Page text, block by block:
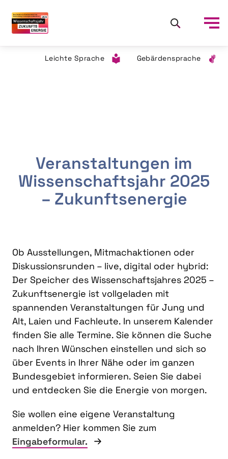
Leichte Sprache Gebärdensprache
Veranstaltungen im
Wissenschaftsjahr 2025
– Zukunftsenergie
Ob Ausstellungen, Mitmachaktionen oder
Diskussionsrunden – live, digital oder hybrid:
Der Speicher des Wissenschaftsjahres 2025 –
Zukunftsenergie ist vollgeladen mit
spannenden Veranstaltungen für Jung und
Alt, Laien und Fachleute. In unserem Kalender
finden Sie alle Termine. Sie können die Suche
nach Ihren Wünschen einstellen und sich so
über Events in Ihrer Nähe oder im ganzen
Bundesgebiet informieren. Seien Sie dabei
und entdecken Sie die Energie von morgen.
Sie wollen eine eigene Veranstaltung
anmelden? Hier kommen Sie zum
Eingabeformular.